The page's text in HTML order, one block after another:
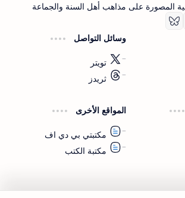
قناتنا على تليجرام
المصورة على مذاهب أهل السنة والجماعة
وسائل التواصل
تويتر
ثريدز
المواقع الأخرى
مكتبتي بي دي اف
مكتبة الكتب